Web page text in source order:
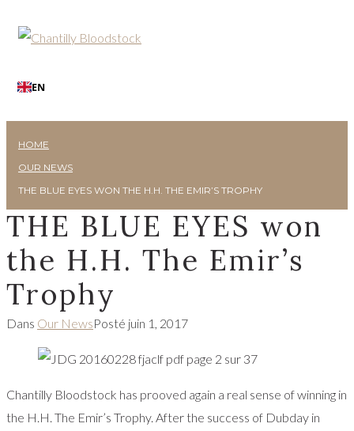
EN
HOME
OUR NEWS
THE BLUE EYES WON THE H.H. THE EMIR’S TROPHY
THE BLUE EYES won
the H.H. The Emir’s
Trophy
Dans Our NewsPosté juin 1, 2017
Chantilly Bloodstock has prooved again a real sense of winning in
the H.H. The Emir’s Trophy. After the success of Dubday in